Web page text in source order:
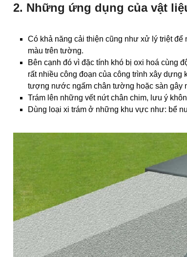
2. Những ứng dụng của vật
Có khả năng cải thiện cũng như xử lý triệt
màu trên tường.
Bên cạnh đó vì đặc tính khó bị oxi hoá cùng
rất nhiều công đoạn của công trình xây
tượng nước ngấm chân tường hoặc sàn gây
Trám lên những vết nứt chân chim, lưu ý
Dùng loại xi trám ở những khu vực như: bể